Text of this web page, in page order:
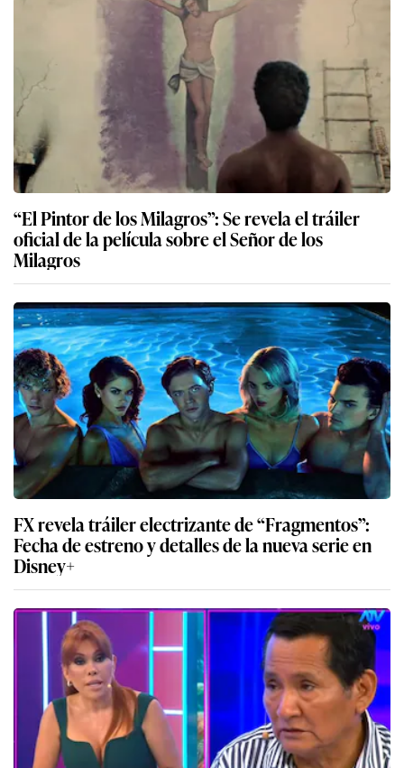
“El Pintor de los Milagros”: Se revela el tráiler
oficial de la película sobre el Señor de los
Milagros
FX revela tráiler electrizante de “Fragmentos”:
Fecha de estreno y detalles de la nueva serie en
Disney+